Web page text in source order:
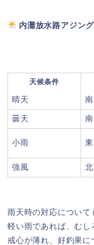
内灘放水路アジン
天候条件
晴天
曇天 南
小雨
強風
雨天時の対応について
軽い雨であれば、むし
戒心が薄れ、好釣果